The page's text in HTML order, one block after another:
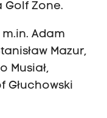
Golf Zone.
Adam
Mazur,
Musiał,
Głuchowski